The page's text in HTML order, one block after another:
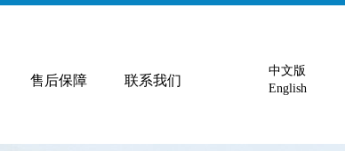
中文版
English
售后保障 联系我们